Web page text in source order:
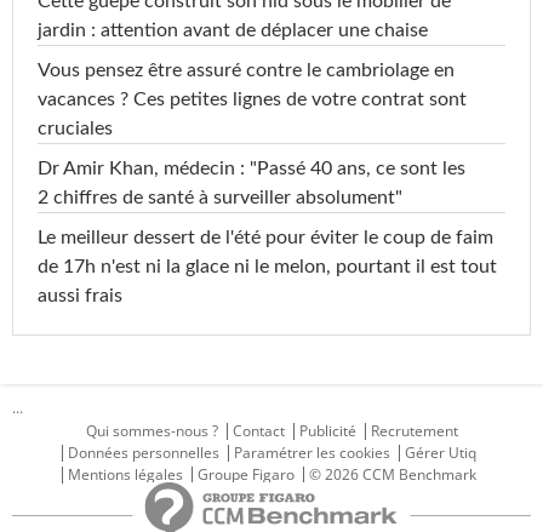
jardin : attention avant de déplacer une chaise
Vous pensez être assuré contre le cambriolage en
vacances ? Ces petites lignes de votre contrat sont
cruciales
Dr Amir Khan, médecin : "Passé 40 ans, ce sont les
2 chiffres de santé à surveiller absolument"
Le meilleur dessert de l'été pour éviter le coup de faim
de 17h n'est ni la glace ni le melon, pourtant il est tout
aussi frais
...
Qui sommes-nous ?
Contact Publicité
Recrutement
Données personnelles
Paramétrer les cookies
Gérer Utiq
Mentions légales
Groupe Figaro © 2026 CCM Benchmark